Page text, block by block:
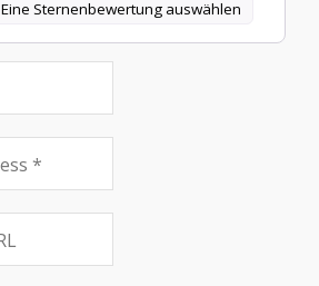
Eine Sternenbewertung auswählen